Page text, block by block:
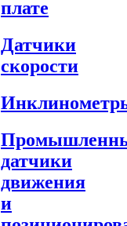
плате
Датчики
скорости
датчики
движения
и